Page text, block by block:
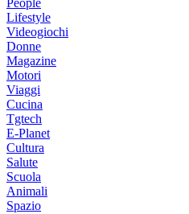
People
Lifestyle
Videogiochi
Donne
Magazine
Motori
Viaggi
Cucina
Tgtech
E-Planet
Cultura
Salute
Scuola
Animali
Spazio